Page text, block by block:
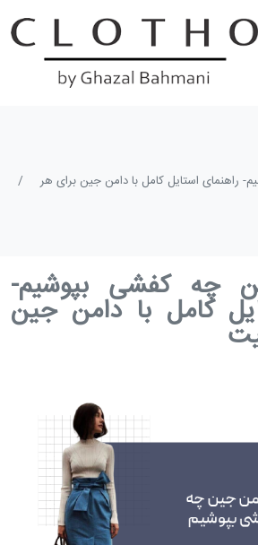
راهنمای استایل کامل با دامن جین برای هر
چه کفشی بپوشیم-
کامل با دامن جین